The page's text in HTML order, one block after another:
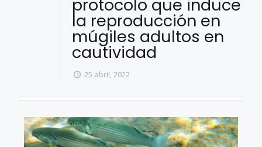
protocolo que induce
la reproducción en
múgiles adultos en
cautividad
25 abril, 2022